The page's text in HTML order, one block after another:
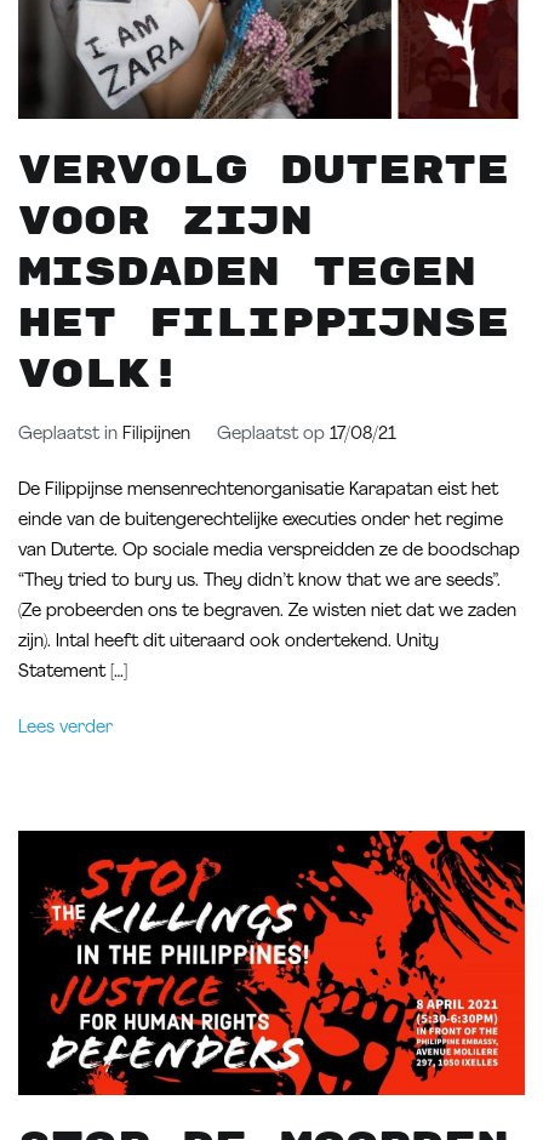
Vervolg Duterte
voor zijn
misdaden tegen
het Filippijnse
volk!
Geplaatst in Filipijnen Geplaatst op 17/08/21
De Filippijnse mensenrechtenorganisatie Karapatan eist het
einde van de buitengerechtelijke executies onder het regime
van Duterte. Op sociale media verspreidden ze de boodschap
“They tried to bury us. They didn’t know that we are seeds”.
(Ze probeerden ons te begraven. Ze wisten niet dat we zaden
zijn). Intal heeft dit uiteraard ook ondertekend. Unity
Statement […]
Lees verder